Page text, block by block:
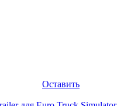
Оставить